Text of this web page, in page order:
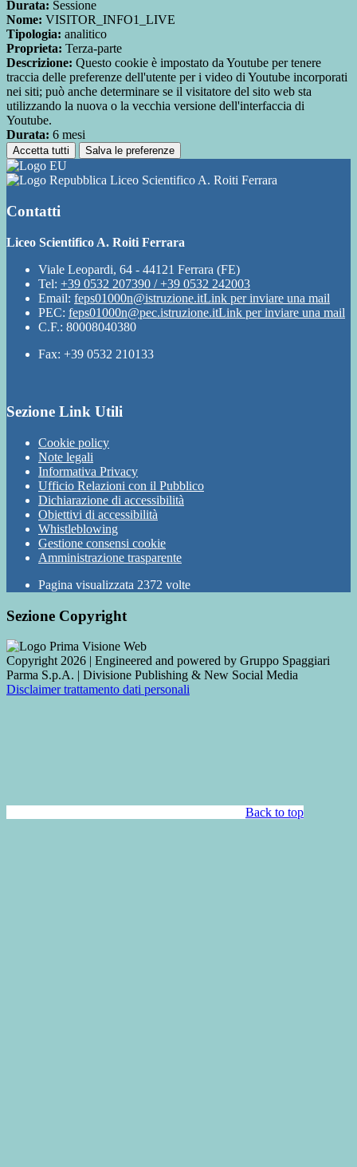
Durata: Sessione
Nome: VISITOR_INFO1_LIVE
Tipologia: analitico
Proprieta: Terza-parte
Descrizione: Questo cookie è impostato da Youtube per tenere
traccia delle preferenze dell'utente per i video di Youtube incorporati
nei siti; può anche determinare se il visitatore del sito web sta
utilizzando la nuova o la vecchia versione dell'interfaccia di
Youtube.
Durata: 6 mesi
Accetta tutti Salva le preferenze
Liceo Scientifico A. Roiti Ferrara
Contatti
Liceo Scientifico A. Roiti Ferrara
Viale Leopardi, 64 - 44121 Ferrara (FE)
Tel: +39 0532 207390 / +39 0532 242003
Email: feps01000n@istruzione.itLink per inviare una mail
PEC: feps01000n@pec.istruzione.itLink per inviare una mail
C.F.: 80008040380
Fax: +39 0532 210133
Sezione Link Utili
Cookie policy
Note legali
Informativa Privacy
Ufficio Relazioni con il Pubblico
Dichiarazione di accessibilità
Obiettivi di accessibilità
Whistleblowing
Gestione consensi cookie
Amministrazione trasparente
Pagina visualizzata 2372 volte
Sezione Copyright
Copyright 2026 | Engineered and powered by Gruppo Spaggiari
Parma S.p.A. | Divisione Publishing & New Social Media
Disclaimer trattamento dati personali
Back to top